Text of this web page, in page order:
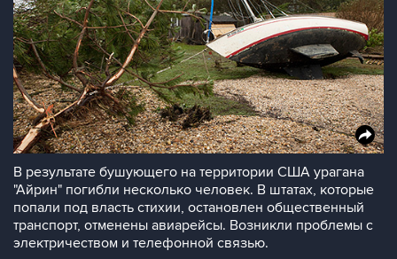
В результате бушующего на территории США урагана
"Айрин" погибли несколько человек. В штатах, которые
попали под власть стихии, остановлен общественный
транспорт, отменены авиарейсы. Возникли проблемы с
электричеством и телефонной связью.